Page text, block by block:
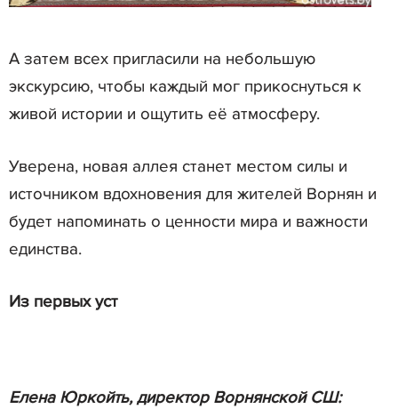
А затем всех пригласили на небольшую
экскурсию, чтобы каждый мог прикоснуться к
живой истории и ощутить её атмосферу.
Уверена, новая аллея станет местом силы и
источником вдохновения для жителей Ворнян и
будет напоминать о ценности мира и важности
единства.
Из первых уст
Елена Юркойть, директор Ворнянской СШ: